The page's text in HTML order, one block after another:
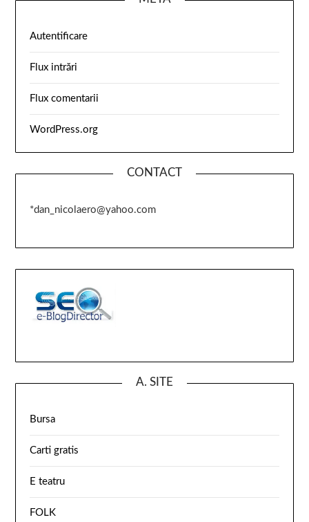
Autentificare
Flux intrări
Flux comentarii
WordPress.org
CONTACT
*dan_nicolaero@yahoo.com
A. SITE
Bursa
Carti gratis
E teatru
FOLK